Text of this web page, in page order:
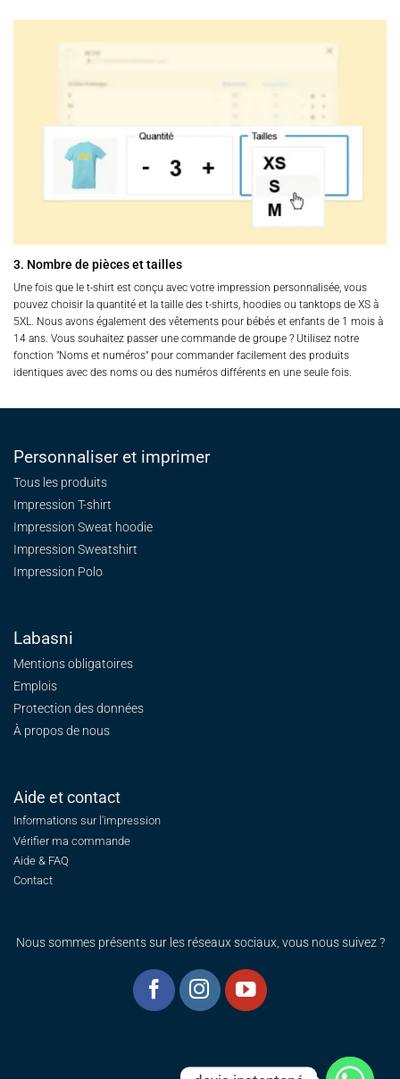
3. Nombre de pièces et tailles
Une fois que le t-shirt est conçu avec votre impression personnalisée, vous
pouvez choisir la quantité et la taille des t-shirts, hoodies ou tanktops de XS à
5XL. Nous avons également des vêtements pour bébés et enfants de 1 mois à
14 ans. Vous souhaitez passer une commande de groupe ? Utilisez notre
fonction "Noms et numéros" pour commander facilement des produits
identiques avec des noms ou des numéros différents en une seule fois.
Personnaliser et imprimer
Tous les produits
Impression T-shirt
Impression Sweat hoodie
Impression Sweatshirt
Impression Polo
Labasni
Mentions obligatoires
Emplois
Protection des données
À propos de nous
Aide et contact
Informations sur l'impression
Vérifier ma commande
Aide & FAQ
Contact
Nous sommes présents sur les réseaux sociaux, vous nous suivez ?